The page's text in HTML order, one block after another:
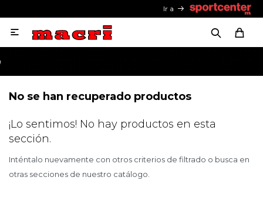
Ir a

No se han recuperado productos
¡Lo sentimos! No hay productos en esta
sección.
Inténtalo nuevamente con otros criterios de filtrado o busca en
otras secciones de nuestro catálogo.